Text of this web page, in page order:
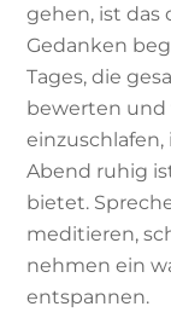
gehen, ist das
Gedanken
Tages, die
bewerten und
einzuschlafen,
Abend ruhig
bietet.
meditieren,
nehmen ein
entspannen.